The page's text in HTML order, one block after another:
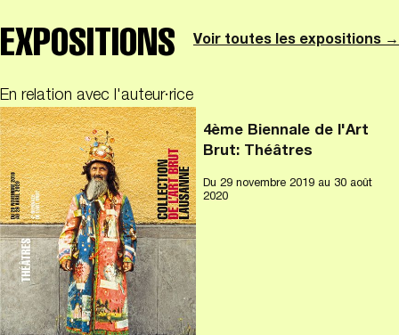
EXPOSITIONS Voir toutes les expositions →
En relation avec l'auteur·rice
4ème Biennale de l'Art
Brut: Théâtres
Du 29 novembre 2019 au 30 août
2020